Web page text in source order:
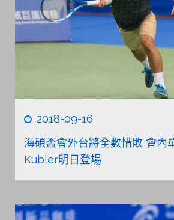
2018-09-16
海碩盃會外台將全數惜敗 會內
Kubler明日登場